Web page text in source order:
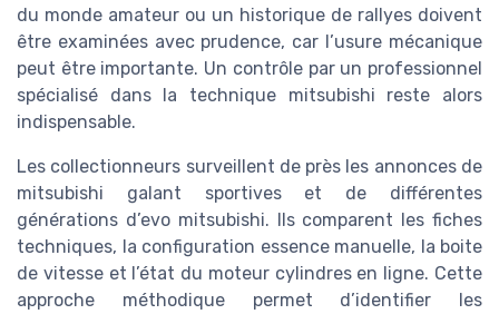
du monde amateur ou un historique de rallyes doivent
être examinées avec prudence, car l’usure mécanique
peut être importante. Un contrôle par un professionnel
spécialisé dans la technique mitsubishi reste alors
indispensable.
Les collectionneurs surveillent de près les annonces de
mitsubishi galant sportives et de différentes
générations d’evo mitsubishi. Ils comparent les fiches
techniques, la configuration essence manuelle, la boite
de vitesse et l’état du moteur cylindres en ligne. Cette
approche méthodique permet d’identifier les